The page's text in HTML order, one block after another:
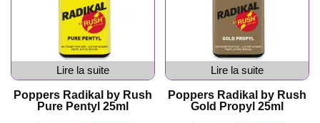
Lire la suite
Poppers Radikal by Rush
Pure Pentyl 25ml
Lire la suite
Poppers Radikal by Rush
Gold Propyl 25ml